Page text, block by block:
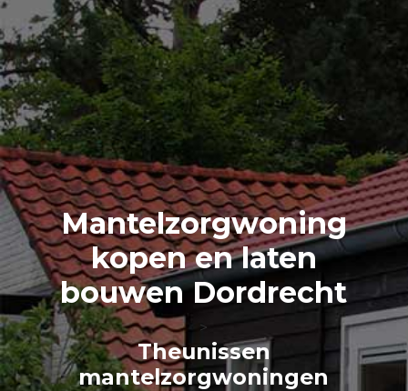
Mantelzorgwoning
kopen en laten
bouwen Dordrecht
>
Theunissen
mantelzorgwoningen